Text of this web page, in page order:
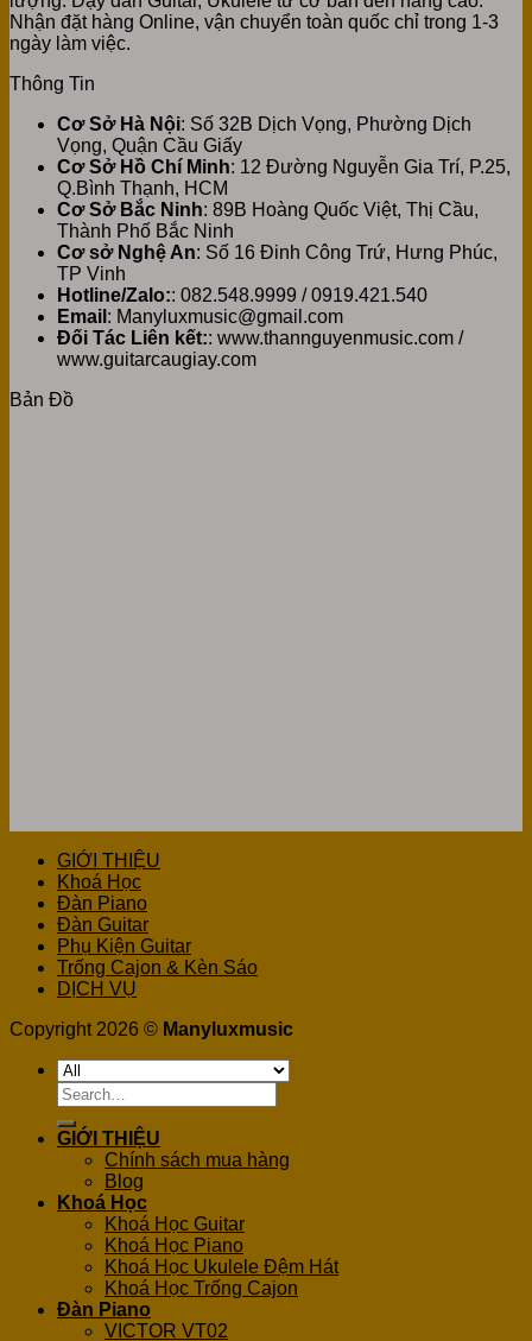
Nhận đặt hàng Online, vận chuyển toàn quốc chỉ trong 1-3
ngày làm việc.
Thông Tin
Cơ Sở Hà Nội: Số 32B Dịch Vọng, Phường Dịch
Vọng, Quận Cầu Giấy
Cơ Sở Hồ Chí Minh: 12 Đường Nguyễn Gia Trí, P.25,
Q.Bình Thạnh, HCM
Cơ Sở Bắc Ninh: 89B Hoàng Quốc Việt, Thị Cầu,
Thành Phố Bắc Ninh
Cơ sở Nghệ An: Số 16 Đinh Công Trứ, Hưng Phúc,
TP Vinh
Hotline/Zalo:: 082.548.9999 / 0919.421.540
Email : Manyluxmusic@gmail.com
Đối Tác Liên kết:: www.thannguyenmusic.com /
www.guitarcaugiay.com
Bản Đồ
GIỚI THIỆU
Khoá Học
Đàn Piano
Đàn Guitar
Phụ Kiện Guitar
Trống Cajon & Kèn Sáo
DỊCH VỤ
Copyright 2026 © Manyluxmusic
Search
for:
GIỚI THIỆU
Chính sách mua hàng
Blog
Khoá Học
Khoá Học Guitar
Khoá Học Piano
Khoá Học Ukulele Đệm Hát
Khoá Học Trống Cajon
Đàn Piano
VICTOR VT02